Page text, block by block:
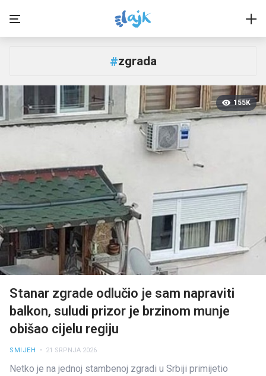
#zgrada
155K
Stanar zgrade odlučio je sam napraviti
balkon, suludi prizor je brzinom munje
obišao cijelu regiju
SMIJEH • 21 SRPNJA 2026
Netko je na jednoj stambenoj zgradi u Srbiji primijetio